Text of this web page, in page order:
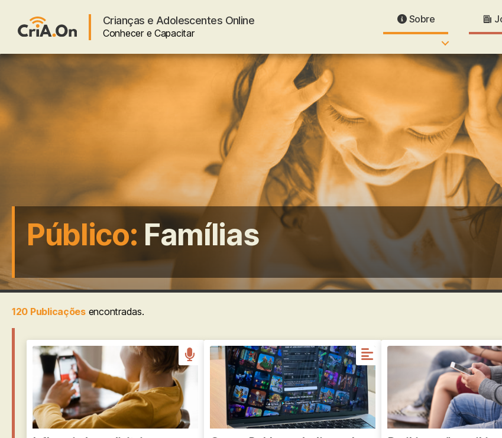
Crianças e Adolescentes Online
Conhecer e Capacitar
Sobre
Público: Famílias
120 Publicaçõesencontradas.
Unrecognizable group of
casualwear gathered
and using their devices,